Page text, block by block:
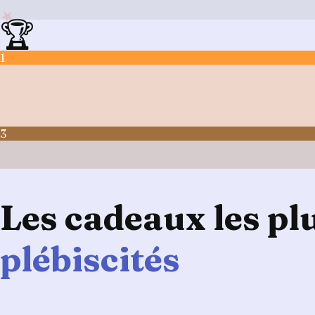
🏆
1
3
Les cadeaux les
plébiscités